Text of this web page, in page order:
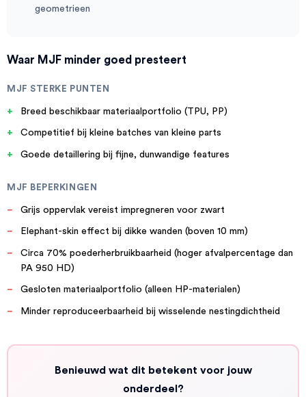
geometrieen
Waar MJF minder goed presteert
MJF STERKE PUNTEN
Breed beschikbaar materiaalportfolio (TPU, PP)
Competitief bij kleine batches van kleine parts
Goede detaillering bij fijne, dunwandige features
MJF BEPERKINGEN
Grijs oppervlak vereist impregneren voor zwart
Elephant-skin effect bij dikke wanden (boven 10 mm)
Circa 70% poederherbruikbaarheid (hoger afvalpercentage dan
PA 950 HD)
Gesloten materiaalportfolio (alleen HP-materialen)
Minder reproduceerbaarheid bij wisselende nestingdichtheid
Benieuwd wat dit betekent voor jouw
onderdeel?